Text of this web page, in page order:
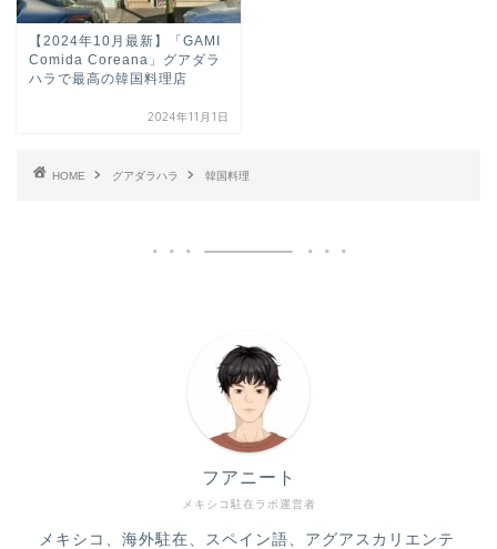
【2024年10月最新】「GAMI
Comida Coreana」グアダラ
ハラで最高の韓国料理店
2024年11月1日
HOME グアダラハラ 韓国料理
メキシコ駐在ラボ運営者
フアニート
メキシコ、海外駐在、スペイン語、アグアスカリエンテ